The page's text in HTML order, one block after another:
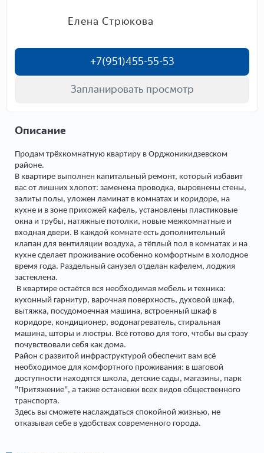
Елена Стрюкова
+7(951)455-55-53
Запланировать просмотр
Описание
Продам трёхкомнатную квартиру в Орджоникидзевском
районе.
В квартире выполнен капитальный ремонт, который избавит
вас от лишних хлопот: заменена проводка, выровнены стены,
залиты полы, уложен ламинат в комнатах и коридоре, на
кухне и в зоне прихожей кафель, установлены пластиковые
окна и трубы, натяжные потолки, новые межкомнатные и
входная двери. В каждой комнате есть дополнительный
клапан для вентиляции воздуха, а тёплый пол в комнатах и на
кухне сделает проживание особенно комфортным в холодное
время года. Раздельный санузел отделан кафелем, лоджия
застеклена.
В квартире остаётся вся необходимая мебель и техника:
кухонный гарнитур, варочная поверхность, духовой шкаф,
вытяжка, посудомоечная машина, встроенный шкаф в
коридоре, кондиционер, водонагреватель, стиральная
машина, шторы и люстры. Всё готово для того, чтобы вы сразу
почувствовали себя как дома.
Район с развитой инфраструктурой обеспечит вам всё
необходимое для комфортного проживания: в шаговой
доступности находятся школа, детские сады, магазины, парк
"Притяжение", а также остановки всех видов общественного
транспорта.
Здесь вы сможете наслаждаться спокойной жизнью, не
отказывая себе в удобствах современного города.